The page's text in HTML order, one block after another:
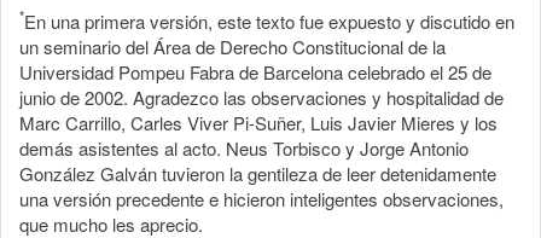
*En una primera versión, este texto fue expuesto y discutido en
un seminario del Área de Derecho Constitucional de la
Universidad Pompeu Fabra de Barcelona celebrado el 25 de
junio de 2002. Agradezco las observaciones y hospitalidad de
Marc Carrillo, Carles Viver Pi-Suñer, Luis Javier Mieres y los
demás asistentes al acto. Neus Torbisco y Jorge Antonio
González Galván tuvieron la gentileza de leer detenidamente
una versión precedente e hicieron inteligentes observaciones,
que mucho les aprecio.